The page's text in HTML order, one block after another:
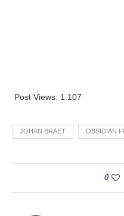
Post Views: 1.107
JOHAN BRAET OBSIDIAN
0